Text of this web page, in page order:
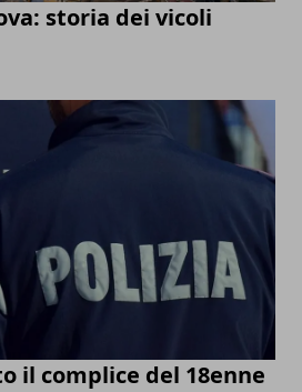
storia dei vicoli
il complice del 18enne